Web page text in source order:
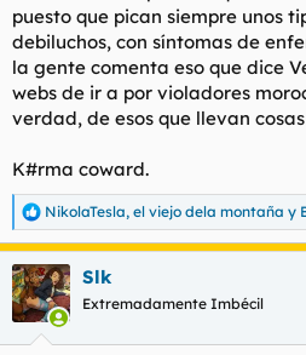
puesto que pican siempre unos
debiluchos, con síntomas de
la gente comenta eso que dice
webs de ir a por violadores
verdad, de esos que llevan
K#rma coward.
R
e
a
c
c
i
NikolaTesla, el viejo dela montaña y
Slk
Extremadamente Imbécil